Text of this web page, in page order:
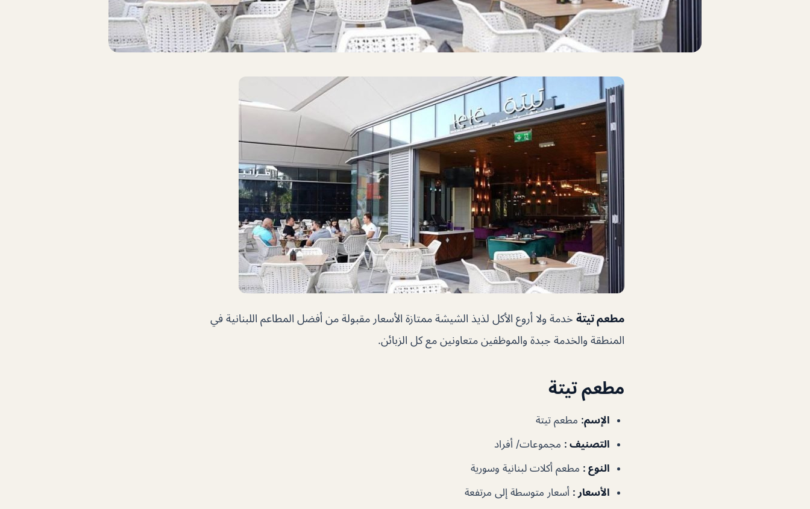
مطعم تيتة خدمة ولا أروع الأكل لذيذ الشيشة ممتازة الأسعار مقبولة من أفضل المطاعم اللبنانية في
المنطقة والخدمة جبدة والموظفين متعاونين مع كل الزبائن.
مطعم تيتة
الإسم: مطعم تيتة
التصنيف : مجموعات/ أفراد
النوع : مطعم أكلات لبنانية وسورية
الأسعار : أسعار متوسطة إلى مرتفعة